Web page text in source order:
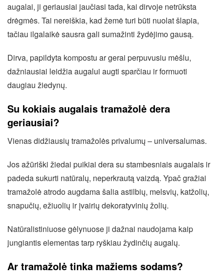
augalai, ji geriausiai jaučiasi tada, kai dirvoje netrūksta
drėgmės. Tai nereiškia, kad žemė turi būti nuolat šlapia,
tačiau ilgalaikė sausra gali sumažinti žydėjimo gausą.
Dirva, papildyta kompostu ar gerai perpuvusiu mėšlu,
dažniausiai leidžia augalui augti sparčiau ir formuoti
daugiau žiedynų.
Su kokiais augalais tramažolė dera
geriausiai?
Vienas didžiausių tramažolės privalumų – universalumas.
Jos ažūriški žiedai puikiai dera su stambesniais augalais ir
padeda sukurti natūralų, neperkrautą vaizdą. Ypač gražiai
tramažolė atrodo augdama šalia astilbių, melsvių, katžolių,
snapučių, ežiuolių ir įvairių dekoratyvinių žolių.
Natūralistiniuose gėlynuose ji dažnai naudojama kaip
jungiantis elementas tarp ryškiau žydinčių augalų.
Ar tramažolė tinka mažiems sodams?